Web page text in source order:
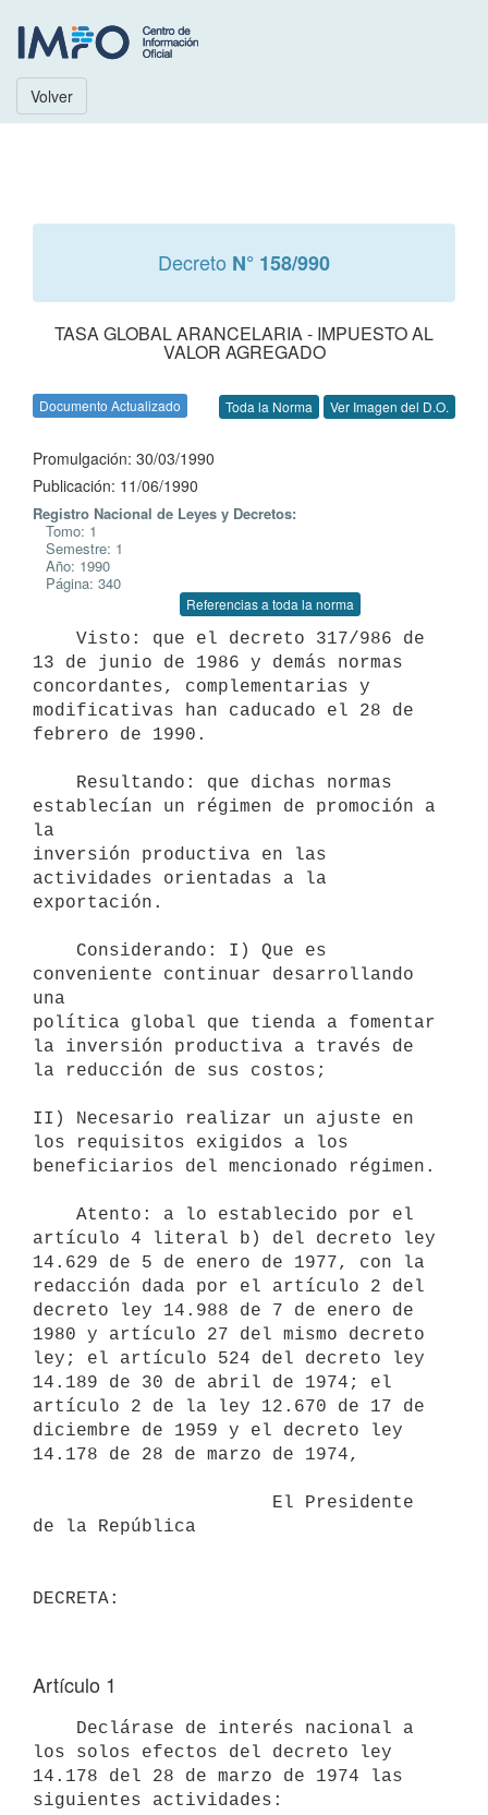
Volver
Decreto N° 158/990
TASA GLOBAL ARANCELARIA - IMPUESTO AL
VALOR AGREGADO
Documento Actualizado Toda la Norma Ver Imagen del D.O.
Promulgación: 30/03/1990
Publicación: 11/06/1990
Registro Nacional de Leyes y Decretos:
Tomo: 1
Semestre: 1
Año: 1990
Página: 340
Referencias a toda la norma
13 de junio de 1986 y demás normas
concordantes, complementarias y
modificativas han caducado el 28 de
febrero de 1990.
establecían un régimen de promoción a
la
inversión productiva en las
actividades orientadas a la
exportación.
conveniente continuar desarrollando
una
política global que tienda a fomentar
la inversión productiva a través de
la reducción de sus costos;
II) Necesario realizar un ajuste en
los requisitos exigidos a los
beneficiarios del mencionado régimen.
artículo 4 literal b) del decreto ley
14.629 de 5 de enero de 1977, con la
redacción dada por el artículo 2 del
decreto ley 14.988 de 7 de enero de
1980 y artículo 27 del mismo decreto
ley; el artículo 524 del decreto ley
14.189 de 30 de abril de 1974; el
artículo 2 de la ley 12.670 de 17 de
diciembre de 1959 y el decreto ley
14.178 de 28 de marzo de 1974,
de la República
Artículo 1
los solos efectos del decreto ley
14.178 del 28 de marzo de 1974 las
siguientes actividades: